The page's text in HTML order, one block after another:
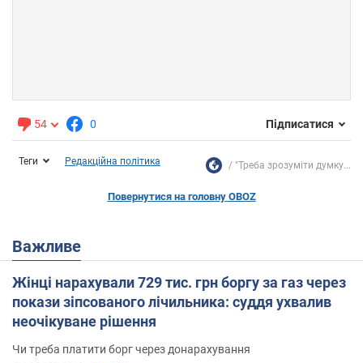
54 0 Підписатися
Теги Редакційна політика "Треба зрозуміти думку...
Повернутися на головну OBOZ
Важливе
Жінці нарахували 729 тис. грн боргу за газ через
покази зіпсованого лічильника: суддя ухвалив
неочікуване рішення
Чи треба платити борг через донарахування